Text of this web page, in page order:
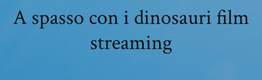
A spasso con i dinosauri film
streaming